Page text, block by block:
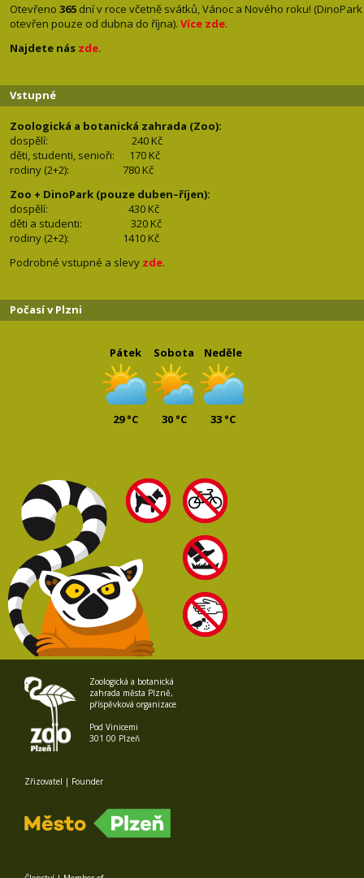
Otevřeno 365 dní v roce včetně svátků, Vánoc a Nového roku! (DinoPark
otevřen pouze od dubna do října). Více zde.
Najdete nás zde.
Vstupné
Zoologická a botanická zahrada (Zoo):
dospělí:
240 Kč
děti, studenti, senioři: 170 Kč
rodiny (2+2): 780 Kč
Zoo + DinoPark (pouze duben–říjen):
dospělí: 430 Kč
děti a studenti: 320 Kč
rodiny (2+2): 1410 Kč
Podrobné vstupné a slevy zde.
Počasí v Plzni
Pátek
29 °C
Sobota
30 °C
Neděle
33 °C
Zoologická a botanická
zahrada města Plzně,
příspěvková organizace
Pod Vinicemi
301 00 Plzeň
Zřizovatel | Founder